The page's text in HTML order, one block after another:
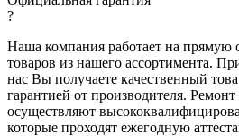
?
Наша компания работает на прямую
товаров из нашего ассортимента.
нас Вы получаете качественный
гарантией от производителя.
осуществляют
которые проходят ежегодную